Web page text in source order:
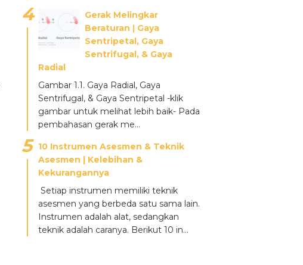
Gerak Melingkar
Beraturan ǀ Gaya
Sentripetal, Gaya
Sentrifugal, & Gaya
Radial
Gambar 1.1. Gaya Radial, Gaya
Sentrifugal, & Gaya Sentripetal -klik
gambar untuk melihat lebih baik- Pada
pembahasan gerak me...
10 Instrumen Asesmen & Teknik
Asesmen | Kelebihan &
Kekurangannya
Setiap instrumen memiliki teknik
asesmen yang berbeda satu sama lain.
Instrumen adalah alat, sedangkan
teknik adalah caranya. Berikut 10 in...